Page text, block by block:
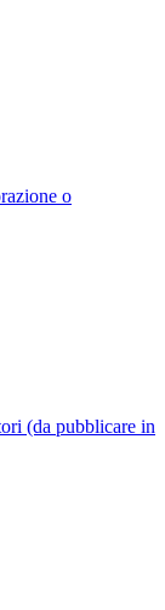
o
(da pubblicare in